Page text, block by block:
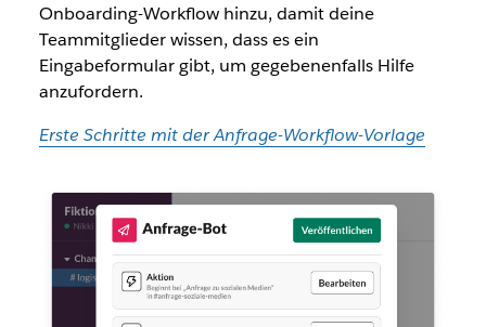
Onboarding-Workflow hinzu, damit deine
Teammitglieder wissen, dass es ein
Eingabeformular gibt, um gegebenenfalls Hilfe
anzufordern.
Erste Schritte mit der Anfrage-Workflow-Vorlage